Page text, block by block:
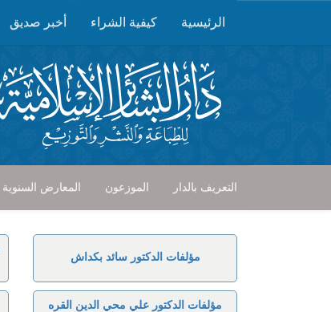
الرئيسية كيفية الشراء أخبر صديق
التعريف بالدار الموزعون المعارض السنوية
مؤلفات الدكتور سائد بكداش
مؤلفات الدكتور علي محي الدين القره